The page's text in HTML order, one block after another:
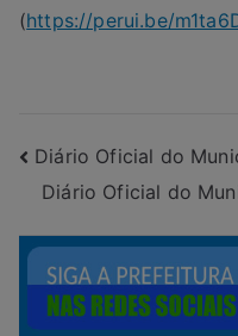
(https://perui.be/
Diário Oficial do
Diário Oficial do